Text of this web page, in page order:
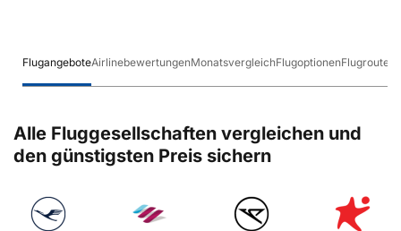
FlugangeboteAirlinebewertungenMonatsvergleichFlugoptionenFlugrouten
Alle Fluggesellschaften vergleichen und
den günstigsten Preis sichern